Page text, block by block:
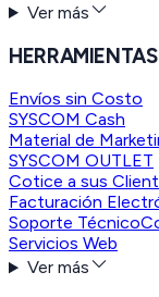
Ver más
HERRAMIENTAS
Envíos sin Costo
SYSCOM Cash
Material de
SYSCOM OUTLET
Cotice a sus
Facturación
Soporte Técnico
Servicios Web
Ver más